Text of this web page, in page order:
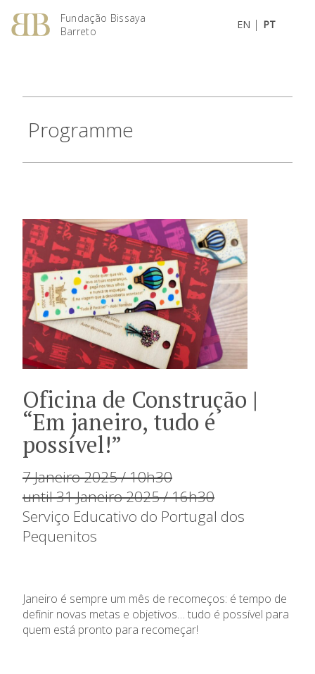
Fundação Bissaya
Barreto
EN | PT
Programme
Oficina de Construção |
“Em janeiro, tudo é
possível!”
7 Janeiro 2025 / 10h30
until 31 Janeiro 2025 / 16h30
Serviço Educativo do Portugal dos
Pequenitos
Janeiro é sempre um mês de recomeços: é tempo de
definir novas metas e objetivos… tudo é possível para
quem está pronto para recomeçar!